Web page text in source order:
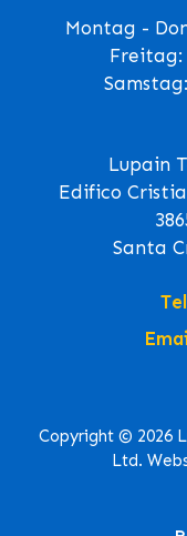
Montag -
Freitag:
Lupain
Edifico
Santa
Copyright © 2026
Ltd.